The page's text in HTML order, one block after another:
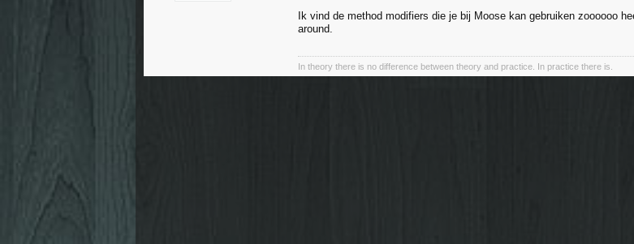
Ik vind de method modifiers die je bij Moose kan gebruiken zoooooo
around.
In theory there is no difference between theory and practice. In practice there is.